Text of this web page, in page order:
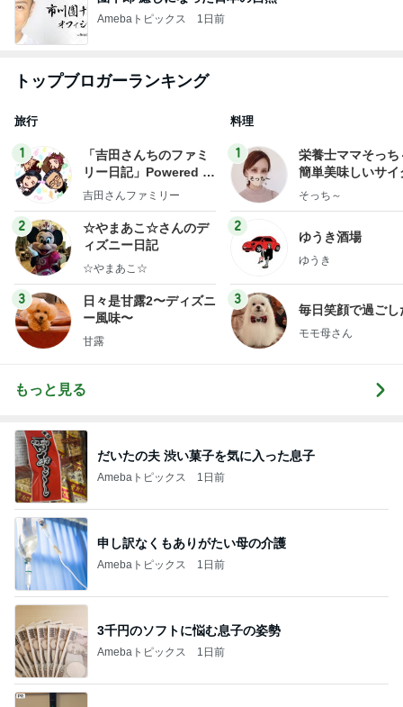
Amebaトピックス 1日前
トップブロガーランキング
旅行
1
「吉田さんちのファミ
リー日記」Powered b
y Ameba 吉田さんファ
ログ
吉田さんファミリー
2
☆やまあこ☆さんのデ
ィズニー日記
☆やまあこ☆
3
日々是甘露2〜ディズニ
ー風味〜
甘露
料理
1
栄養士ママそっち
簡単美味しいサイ
献立
そっち～
2
ゆうき酒場
ゆうき
3
毎日笑顔で過ごし
モモ母さん
もっと見る
だいたの夫 渋い菓子を気に入った息子
Amebaトピックス 1日前
申し訳なくもありがたい母の介護
Amebaトピックス 1日前
3千円のソフトに悩む息子の姿勢
Amebaトピックス 1日前